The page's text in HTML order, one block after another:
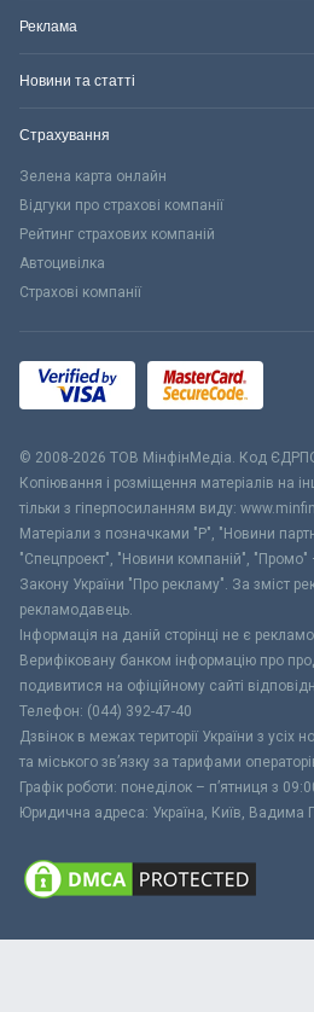
Реклама
Новини та статті
Страхування
Зелена карта онлайн
Відгуки про страхові компанії
Рейтинг страхових компаній
Автоцивілка
Страхові компанії
© 2008-2026 ТОВ МiнфiнМедiа. Код
Копіювання і розміщення матеріалів на
тільки з гіперпосиланням виду:
Матеріали з позначками "Р", "Новини
"Спецпроект", "Новини компаній", "Промо"
Закону України "Про рекламу". За зміст
рекламодавець.
Інформація на даній сторінці не є
Верифіковану банком інформацію про
подивитися на офіційному сайті
Телефон: (044) 392-47-40
Дзвінок в межах території України з усіх
та міського зв’язку за тарифами
Графік роботи: понеділок – п’ятниця з
Юридична адреса: Україна, Київ, Вадима